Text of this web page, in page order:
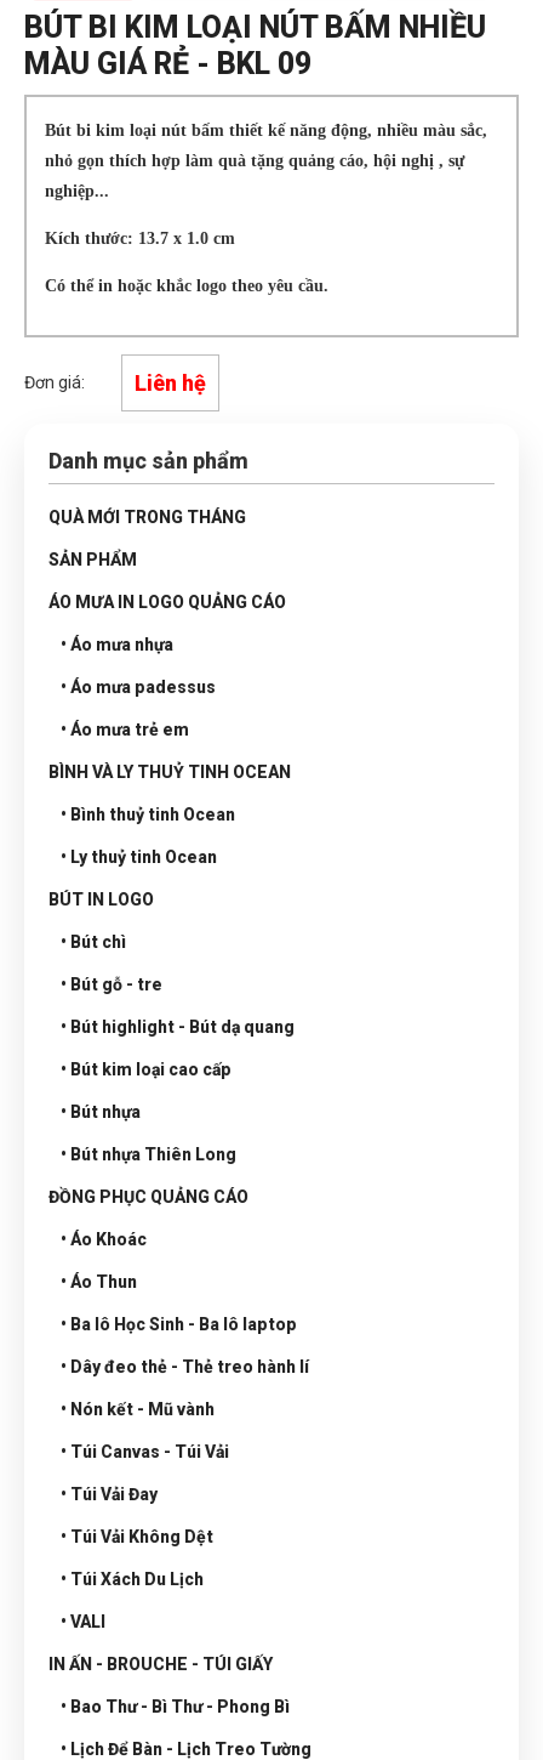
BÚT BI KIM LOẠI NÚT BẤM NHIỀU
MÀU GIÁ RẺ - BKL 09
Bút bi kim loại nút bấm thiết kế năng động, nhiều màu sắc,
nhỏ gọn thích hợp làm quà tặng quảng cáo, hội nghị , sự
nghiệp...
Kích thước: 13.7 x 1.0 cm
Có thể in hoặc khắc logo theo yêu cầu.
Đơn giá: Liên hệ
Danh mục sản phẩm
QUÀ MỚI TRONG THÁNG
SẢN PHẨM
ÁO MƯA IN LOGO QUẢNG CÁO
• Áo mưa nhựa
• Áo mưa padessus
• Áo mưa trẻ em
BÌNH VÀ LY THUỶ TINH OCEAN
• Bình thuỷ tinh Ocean
• Ly thuỷ tinh Ocean
BÚT IN LOGO
• Bút chì
• Bút gỗ - tre
• Bút highlight - Bút dạ quang
• Bút kim loại cao cấp
• Bút nhựa
• Bút nhựa Thiên Long
ĐỒNG PHỤC QUẢNG CÁO
• Áo Khoác
• Áo Thun
• Ba lô Học Sinh - Ba lô laptop
• Dây đeo thẻ - Thẻ treo hành lí
• Nón kết - Mũ vành
• Túi Canvas - Túi Vải
• Túi Vải Đay
• Túi Vải Không Dệt
• Túi Xách Du Lịch
• VALI
IN ẤN - BROUCHE - TÚI GIẤY
• Bao Thư - Bì Thư - Phong Bì
• Lịch Để Bàn - Lịch Treo Tường